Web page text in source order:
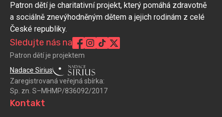
Patron dětí je charitativní projekt, který pomáhá zdravotně
a sociálně znevýhodněným dětem a jejich rodinám z celé
České republiky.
Sledujte nás na
Patron dětí je projektem
Nadace Sirius
Zaregistrovaná veřejná sbírka:
Sp. zn. S–MHMP/836092/2017
Kontakt